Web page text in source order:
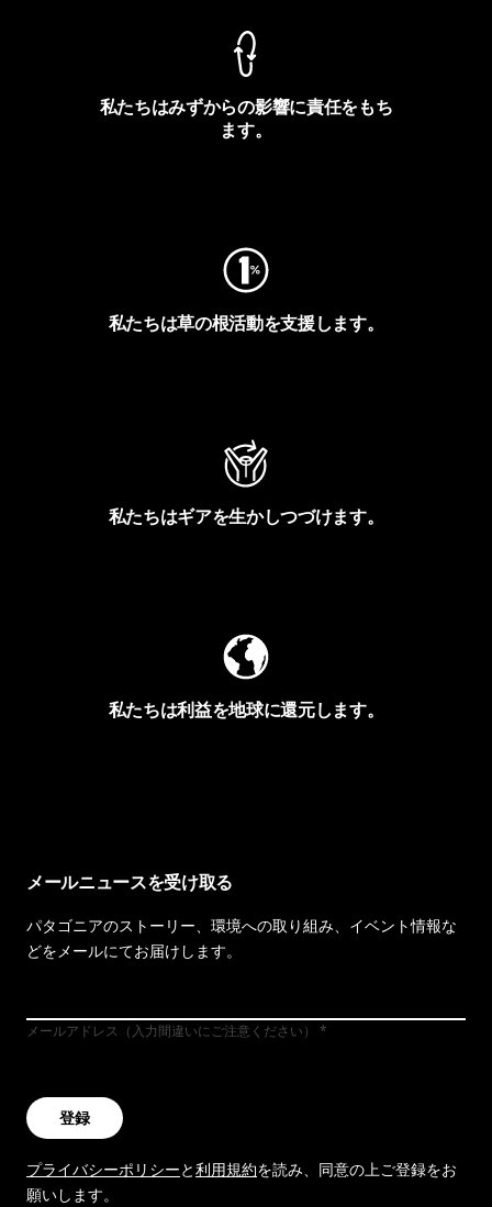
私たちはみずからの影響に責任をもち
ます。
私たちは草の根活動を支援します。
私たちはギアを生かしつづけます。
私たちは利益を地球に還元します。
メールニュースを受け取る
パタゴニアのストーリー、環境への取り組み、イベント情報な
どをメールにてお届けします。
メールアドレス（入力間違いにご注意ください）
登録
プライバシーポリシーと利用規約を読み、同意の上ご登録をお
願いします。